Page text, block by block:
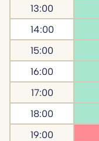
13:00
14:00
15:00
16:00
17:00
18:00
19:00